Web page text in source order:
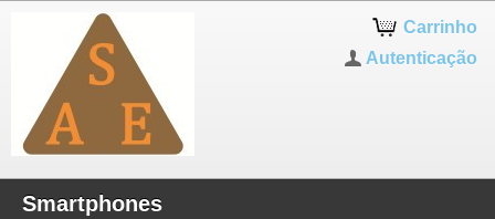
Carrinho
Autenticação
Smartphones